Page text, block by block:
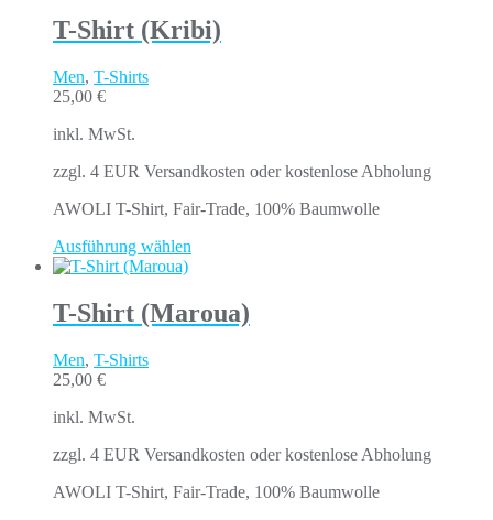
T-Shirt (Kribi)
Men, T-Shirts
25,00 €
inkl. MwSt.
zzgl. 4 EUR Versandkosten oder kostenlose Abholung
AWOLI T-Shirt, Fair-Trade, 100% Baumwolle
Ausführung wählen
T-Shirt (Maroua)
Men, T-Shirts
25,00 €
inkl. MwSt.
zzgl. 4 EUR Versandkosten oder kostenlose Abholung
AWOLI T-Shirt, Fair-Trade, 100% Baumwolle